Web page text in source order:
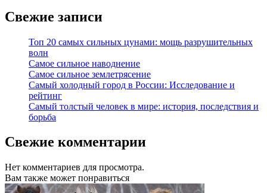
Свежие записи
Топ 20 самых сильных цунами: мощь разрушительных
волн
Самое сильное наводнение
Самое сильное землетрясение
Самый холодный город в России: Исследование и
рейтинг
Самый толстый человек в мире: история, последствия и
борьба
Свежие комментарии
Нет комментариев для просмотра.
Вам также может понравиться